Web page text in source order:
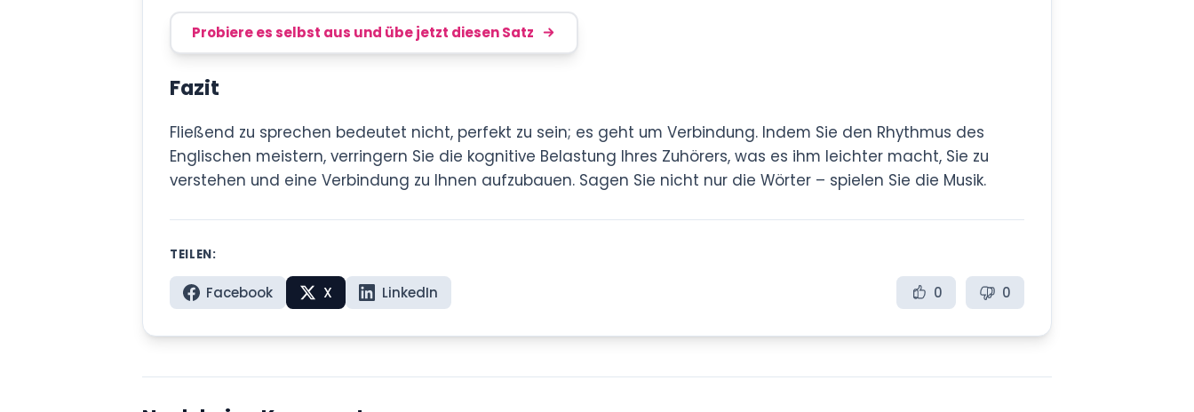
Probiere es selbst aus und übe jetzt diesen Satz
Fazit
Fließend zu sprechen bedeutet nicht, perfekt zu sein; es geht um Verbindung. Indem Sie den Rhythmus des
Englischen meistern, verringern Sie die kognitive Belastung Ihres Zuhörers, was es ihm leichter macht, Sie zu
verstehen und eine Verbindung zu Ihnen aufzubauen. Sagen Sie nicht nur die Wörter – spielen Sie die Musik.
TEILEN:
Facebook X LinkedIn 0 0